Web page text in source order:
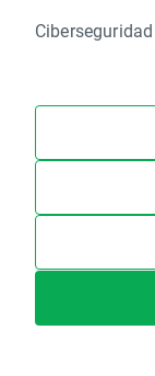
Ciberseguridad